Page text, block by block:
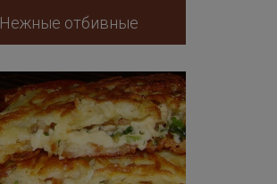
Нежные отбивные